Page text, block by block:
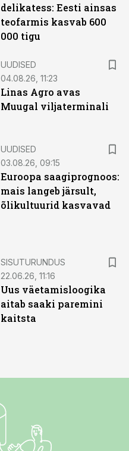
delikatess: Eesti ainsas
teofarmis kasvab 600
000 tigu
UUDISED
04.08.26, 11:23
Linas Agro avas
Muugal viljaterminali
UUDISED
03.08.26, 09:15
Euroopa saagiprognoos:
mais langeb järsult,
õlikultuurid kasvavad
SISUTURUNDUS
22.06.26, 11:16
Uus väetamisloogika
aitab saaki paremini
kaitsta